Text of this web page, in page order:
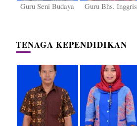
Guru Seni Budaya Guru Bhs. Inggris
TENAGA KEPENDIDIKAN